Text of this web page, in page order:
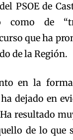
PSOE de
como de
que ha
de la Región.
en la
dejado en
resultado
de lo que